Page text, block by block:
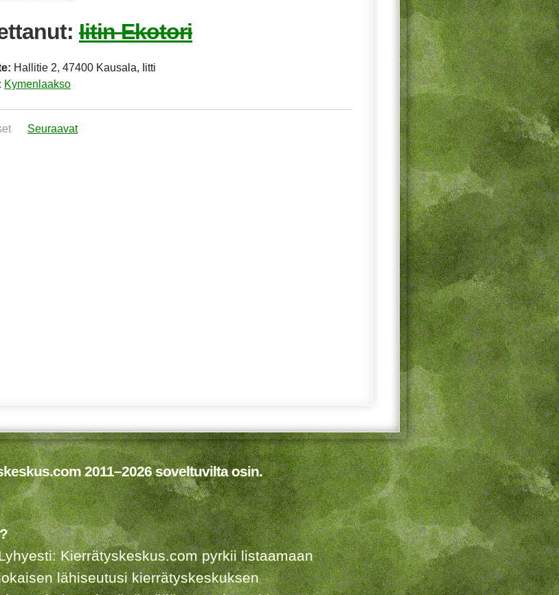
Iitin Ekotori
Hallitie 2, 47400 Kausala, Iitti
Kymenlaakso
Seuraavat
2011–2026 soveltuvilta osin.
Kierrätyskeskus.com pyrkii listaamaan
lähiseutusi kierrätyskeskuksen